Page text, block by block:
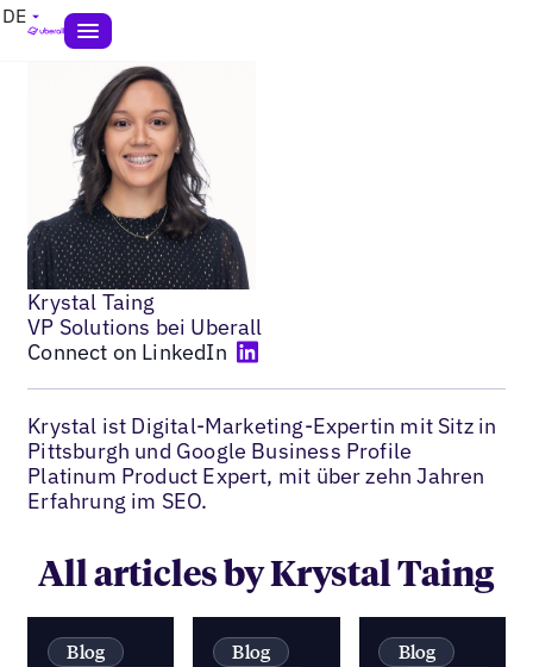
DE
Krystal Taing
VP Solutions bei Uberall
Connect on LinkedIn
Krystal ist Digital-Marketing-Expertin mit Sitz in
Pittsburgh und Google Business Profile
Platinum Product Expert, mit über zehn Jahren
Erfahrung im SEO.
All articles by Krystal Taing
Blog
Blog
Blog